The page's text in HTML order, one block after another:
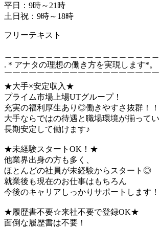
平日：9時～21時
土日祝：9時～18時
フリーテキスト
.＊アナタの理想の働き方を実現します*。
￣￣￣￣￣￣￣￣￣￣￣￣￣￣￣￣￣￣￣
★大手×安定収入★
プライム市場上場UTグループ！
充実の福利厚生あり◎働きやすさ抜群！！
大手ならではの待遇と職場環境が揃って
長期安定して働けます♪
★未経験スタートOK！★
他業界出身の方も多く、
ほとんどの社員が未経験からスタート◎
就業後も現在のお仕事はもちろん
今後のキャリアしっかりサポートします！
★履歴書不要☆来社不要で登録OK★
面倒な履歴書は不要！